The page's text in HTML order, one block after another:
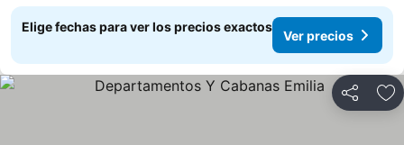
Elige fechas para ver los precios exactos
Ver precios
Compartir